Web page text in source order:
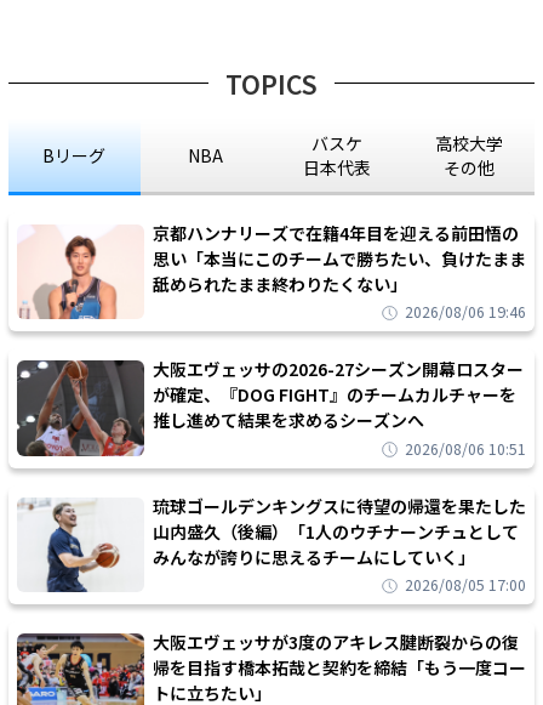
TOPICS
Bリーグ NBA
バスケ
日本代表
高校大学
その他
京都ハンナリーズで在籍4年目を迎える前田悟の
思い「本当にこのチームで勝ちたい、負けたまま
舐められたまま終わりたくない」
2026/08/06 19:46
大阪エヴェッサの2026-27シーズン開幕ロスター
が確定、『DOG FIGHT』のチームカルチャーを
推し進めて結果を求めるシーズンへ
2026/08/06 10:51
琉球ゴールデンキングスに待望の帰還を果たした
山内盛久（後編）「1人のウチナーンチュとして
みんなが誇りに思えるチームにしていく」
2026/08/05 17:00
大阪エヴェッサが3度のアキレス腱断裂からの復
帰を目指す橋本拓哉と契約を締結「もう一度コー
トに立ちたい」